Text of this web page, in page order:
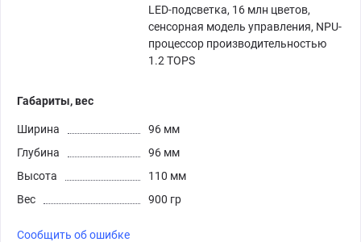
LED-подсветка, 16 млн цветов,
сенсорная модель управления, NPU-
процессор производительностью
1.2 TOPS
Габариты, вес
Ширина
96 мм
Глубина
96 мм
Высота
110 мм
Вес
900 гр
Сообщить об ошибке